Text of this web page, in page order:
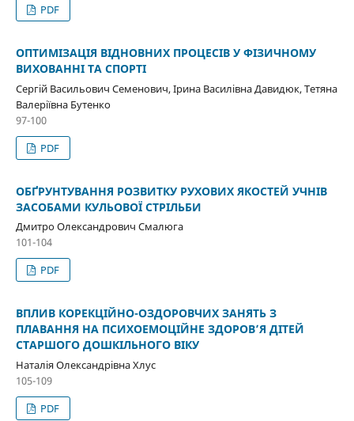
PDF
ОПТИМІЗАЦІЯ ВІДНОВНИХ ПРОЦЕСІВ У ФІЗИЧНОМУ
ВИХОВАННІ ТА СПОРТІ
Сергій Васильович Семенович, Ірина Василівна Давидюк, Тетяна
Валеріївна Бутенко
97-100
PDF
ОБҐРУНТУВАННЯ РОЗВИТКУ РУХОВИХ ЯКОСТЕЙ УЧНІВ
ЗАСОБАМИ КУЛЬОВОЇ СТРІЛЬБИ
Дмитро Олександрович Смалюга
101-104
PDF
ВПЛИВ КОРЕКЦІЙНО-ОЗДОРОВЧИХ ЗАНЯТЬ З
ПЛАВАННЯ НА ПСИХОЕМОЦІЙНЕ ЗДОРОВ’Я ДІТЕЙ
СТАРШОГО ДОШКІЛЬНОГО ВІКУ
Наталія Олександрівна Хлус
105-109
PDF